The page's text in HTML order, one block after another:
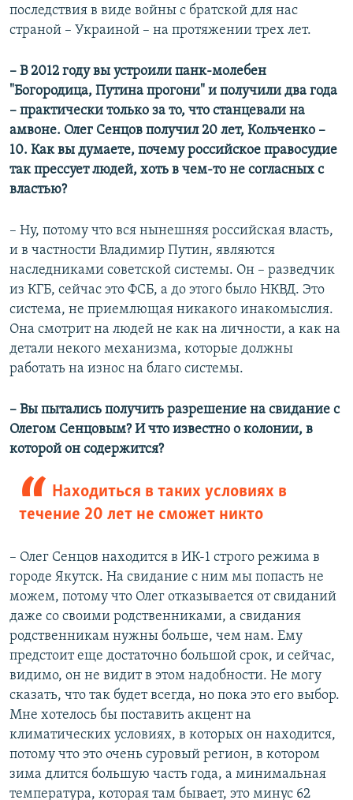
последствия в виде войны с братской для нас
страной – Украиной – на протяжении трех лет.
– ​В 2012 году вы устроили панк-молебен
"Богородица, Путина прогони" и получили два года
–​ практически только за то, что станцевали на
амвоне. Олег Сенцов получил 20 лет, Кольченко –​
10. Как вы думаете, почему российское правосудие
так прессует людей, хоть в чем-то не согласных с
властью?
– Ну, потому что вся нынешняя российская власть,
и в частности Владимир Путин, являются
наследниками советской системы. Он – разведчик
из КГБ, сейчас это ФСБ, а до этого было НКВД. Это
система, не приемлющая никакого инакомыслия.
Она смотрит на людей не как на личности, а как на
детали некого механизма, которые должны
работать на износ на благо системы.
– ​Вы пытались получить разрешение на свидание с
Олегом Сенцовым? И что известно о колонии, в
которой он содержится?
Находиться в таких условиях в
течение 20 лет не сможет никто
– Олег Сенцов находится в ИК-1 строго режима в
городе Якутск. На свидание с ним мы попасть не
можем, потому что Олег отказывается от свиданий
даже со своими родственниками, а свидания
родственникам нужны больше, чем нам. Ему
предстоит еще достаточно большой срок, и сейчас,
видимо, он не видит в этом надобности. Не могу
сказать, что так будет всегда, но пока это его выбор.
Мне хотелось бы поставить акцент на
климатических условиях, в которых он находится,
потому что это очень суровый регион, в котором
зима длится большую часть года, а минимальная
температура, которая там бывает, это минус 62